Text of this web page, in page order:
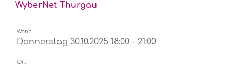
WyberNet Thurgau
Wann
Donnerstag 30.10.2025 18:00 - 21:00
Ort